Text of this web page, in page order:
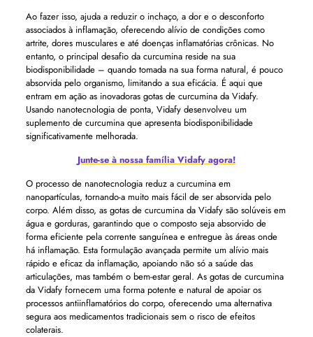
Ao fazer isso, ajuda a reduzir o inchaço, a dor e o desconforto
associados à inflamação, oferecendo alívio de condições como
artrite, dores musculares e até doenças inflamatórias crônicas. No
entanto, o principal desafio da curcumina reside na sua
biodisponibilidade – quando tomada na sua forma natural, é pouco
absorvida pelo organismo, limitando a sua eficácia. É aqui que
entram em ação as inovadoras gotas de curcumina da Vidafy.
Usando nanotecnologia de ponta, Vidafy desenvolveu um
suplemento de curcumina que apresenta biodisponibilidade
significativamente melhorada.
Junte-se à nossa família Vidafy agora!
O processo de nanotecnologia reduz a curcumina em
nanopartículas, tornando-a muito mais fácil de ser absorvida pelo
corpo. Além disso, as gotas de curcumina da Vidafy são solúveis em
água e gorduras, garantindo que o composto seja absorvido de
forma eficiente pela corrente sanguínea e entregue às áreas onde
há inflamação. Esta formulação avançada permite um alívio mais
rápido e eficaz da inflamação, apoiando não só a saúde das
articulações, mas também o bem-estar geral. As gotas de curcumina
da Vidafy fornecem uma forma potente e natural de apoiar os
processos antiinflamatórios do corpo, oferecendo uma alternativa
segura aos medicamentos tradicionais sem o risco de efeitos
colaterais.